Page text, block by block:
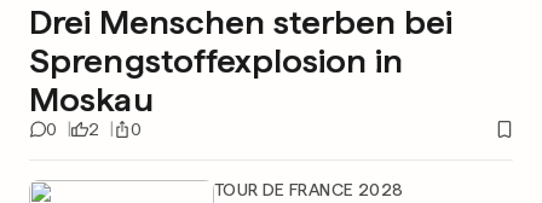
Drei Menschen sterben bei
Sprengstoffexplosion in
Moskau
0 2 0
TOUR DE FRANCE 2028